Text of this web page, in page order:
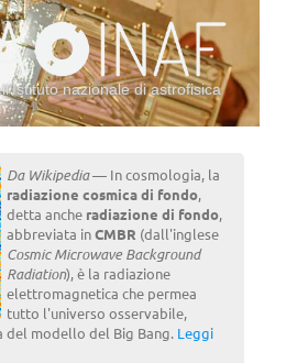
nazionale di astrofisica
Da Wikipedia— In cosmologia, la
radiazione cosmica di fondo,
detta anche radiazione di fondo,
abbreviata inCMBR (dall'inglese
Cosmic Microwave Background
Radiation), è la radiazione
elettromagnetica che permea
tutto l'universo osservabile,
del modello del Big Bang. Leggi